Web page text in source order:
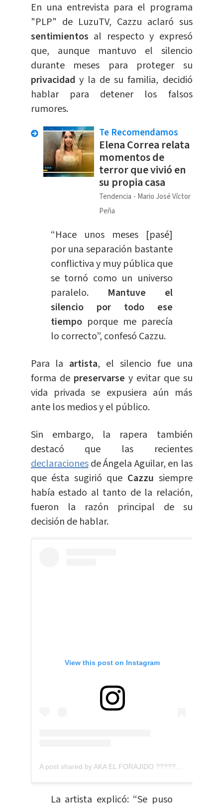
En una entrevista para el programa
"PLP" de LuzuTV, Cazzu aclaró sus
sentimientos al respecto y expresó
que, aunque mantuvo el silencio
durante meses para proteger su
privacidad y la de su familia, decidió
hablar para detener los falsos
rumores.
Te Recomendamos
Elena Correa relata
momentos de
terror que vivió en
su propia casa
Tendencia
Mario José Víctor
Peña
“Hace unos meses [pasé]
por una separación bastante
conflictiva y muy pública que
se tornó como un universo
paralelo. Mantuve el
silencio por todo ese
tiempo porque me parecía
lo correcto”, confesó Cazzu.
Para la artista, el silencio fue una
forma de preservarse y evitar que su
vida privada se expusiera aún más
ante los medios y el público.
Sin embargo, la rapera también
destacó que las recientes
declaracionesde Ángela Aguilar, en las
que ésta sugirió que Cazzu siempre
había estado al tanto de la relación,
fueron la razón principal de su
decisión de hablar.
View this post on Instagram
La artista explicó: “Se puso